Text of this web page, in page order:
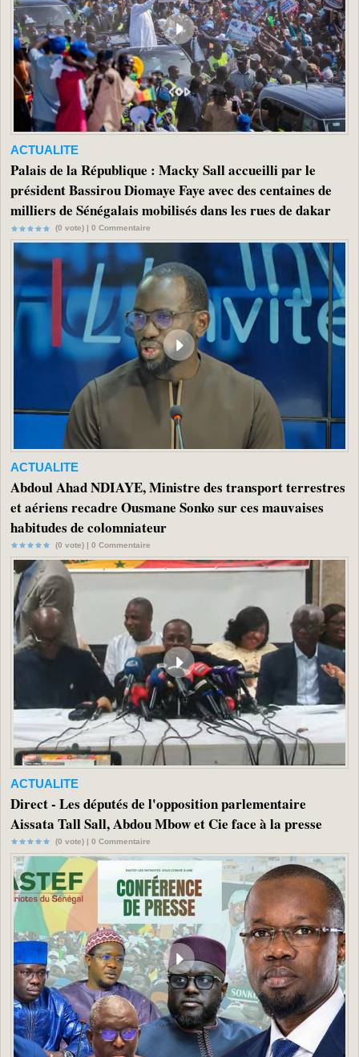
ACTUALITE
Palais de la République : Macky Sall accueilli par le
président Bassirou Diomaye Faye avec des centaines de
milliers de Sénégalais mobilisés dans les rues de dakar
(0 vote) | 0 Commentaire
ACTUALITE
Abdoul Ahad NDIAYE, Ministre des transport terrestres
et aériens recadre Ousmane Sonko sur ces mauvaises
habitudes de colomniateur
(0 vote) | 0 Commentaire
ACTUALITE
Direct - Les députés de l'opposition parlementaire
Aissata Tall Sall, Abdou Mbow et Cie face à la presse
(0 vote) | 0 Commentaire